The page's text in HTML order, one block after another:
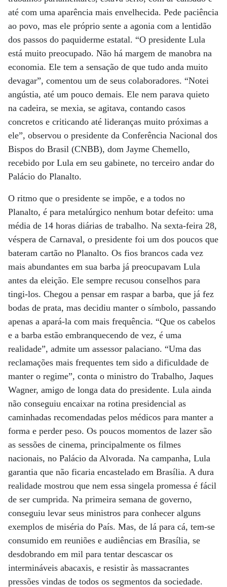
até com uma aparência mais envelhecida. Pede paciência
ao povo, mas ele próprio sente a agonia com a lentidão
dos passos do paquiderme estatal. “O presidente Lula
está muito preocupado. Não há margem de manobra na
economia. Ele tem a sensação de que tudo anda muito
devagar”, comentou um de seus colaboradores. “Notei
angústia, até um pouco demais. Ele nem parava quieto
na cadeira, se mexia, se agitava, contando casos
concretos e criticando até lideranças muito próximas a
ele”, observou o presidente da Conferência Nacional dos
Bispos do Brasil (CNBB), dom Jayme Chemello,
recebido por Lula em seu gabinete, no terceiro andar do
Palácio do Planalto.
O ritmo que o presidente se impõe, e a todos no
Planalto, é para metalúrgico nenhum botar defeito: uma
média de 14 horas diárias de trabalho. Na sexta-feira 28,
véspera de Carnaval, o presidente foi um dos poucos que
bateram cartão no Planalto. Os fios brancos cada vez
mais abundantes em sua barba já preocupavam Lula
antes da eleição. Ele sempre recusou conselhos para
tingi-los. Chegou a pensar em raspar a barba, que já fez
bodas de prata, mas decidiu manter o símbolo, passando
apenas a apará-la com mais frequência. “Que os cabelos
e a barba estão embranquecendo de vez, é uma
realidade”, admite um assessor palaciano. “Uma das
reclamações mais frequentes tem sido a dificuldade de
manter o regime”, conta o ministro do Trabalho, Jaques
Wagner, amigo de longa data do presidente. Lula ainda
não conseguiu encaixar na rotina presidencial as
caminhadas recomendadas pelos médicos para manter a
forma e perder peso. Os poucos momentos de lazer são
as sessões de cinema, principalmente os filmes
nacionais, no Palácio da Alvorada. Na campanha, Lula
garantia que não ficaria encastelado em Brasília. A dura
realidade mostrou que nem essa singela promessa é fácil
de ser cumprida. Na primeira semana de governo,
conseguiu levar seus ministros para conhecer alguns
exemplos de miséria do País. Mas, de lá para cá, tem-se
consumido em reuniões e audiências em Brasília, se
desdobrando em mil para tentar descascar os
intermináveis abacaxis, e resistir às massacrantes
pressões vindas de todos os segmentos da sociedade.